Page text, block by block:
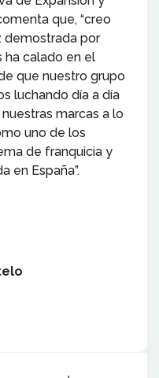
que, “creo
demostrada por
ha calado en el
que nuestro grupo
luchando día a día
marcas a lo
uno de los
de franquicia y
en España”.